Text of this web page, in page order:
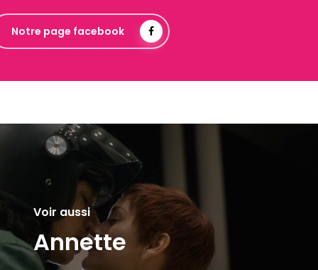
Notre page facebook
Voir aussi
Annette